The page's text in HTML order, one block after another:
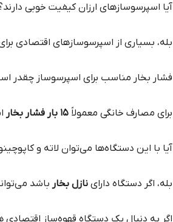
آیا اسپرسوسازهای ارزان کیفیت خوبی
بله، بسیاری از اسپرسوسازهای اقتصادی
فشار بخار مناسب برای اسپرسوساز چقدر
برای مصارف خانگی معمولاً ۱۵ بار فشار بخار
آیا با این دستگاه‌ها می‌توان لاته و
بله، اگر دستگاه دارای نازل بخار باشد
اگر به دنبال یک دستگاه قهوه‌ساز اقتصادی